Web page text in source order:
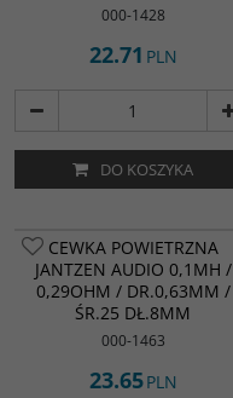
000-1428
22.71 PLN
DO KOSZYKA
CEWKA POWIETRZNA
JANTZEN AUDIO 0,1MH /
0,29OHM / DR.0,63MM /
ŚR.25 DŁ.8MM
000-1463
23.65PLN